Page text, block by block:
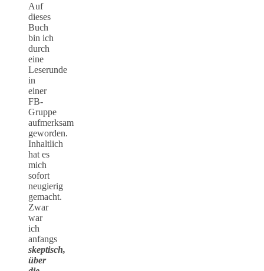
Auf
dieses
Buch
bin ich
durch
eine
Leserunde
in
einer
FB-
Gruppe
aufmerksam
geworden.
Inhaltlich
hat es
mich
sofort
neugierig
gemacht.
Zwar
war
ich
anfangs
skeptisch,
über